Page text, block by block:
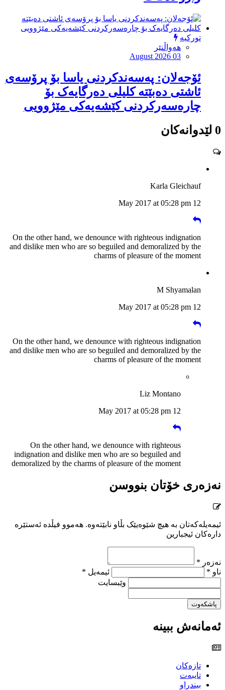
تورکیە
هەواڵنێر
August 2026 03
ئۆجەلان: پەسەندکردنی یاسا بۆ پرۆسەی
ئاشتی دەبێتە کلیلی دەرگایەک بۆ
چارەسەرکردنی کێشەیەکی مێژوویى
0 لێدوانەکان
Karla Gleichauf
12 May 2017 at 05:28 pm
On the other hand, we denounce with righteous indignation
and dislike men who are so beguiled and demoralized by the
charms of pleasure of the moment
M Shyamalan
12 May 2017 at 05:28 pm
On the other hand, we denounce with righteous indignation
and dislike men who are so beguiled and demoralized by the
charms of pleasure of the moment
Liz Montano
12 May 2017 at 05:28 pm
On the other hand, we denounce with righteous
indignation and dislike men who are so beguiled and
demoralized by the charms of pleasure of the moment
نەزەری خۆتان بنووسن
ئیمەیلەکەتان بە هیچ شێوەیێک بڵاو نابێتەوە. هەموو فیڵدە ئەستێرە
دارەکان ئیجبارین
نەزەر *
ناو *
ئیمەیل *
وێبسایت
پاشکەوت
ئەمانەش ببینە
تازەکان
تایبەت
بیندراو